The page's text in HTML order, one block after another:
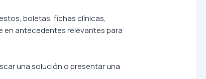
boletas, fichas clínicas,
en antecedentes relevantes para
una solución o presentar una